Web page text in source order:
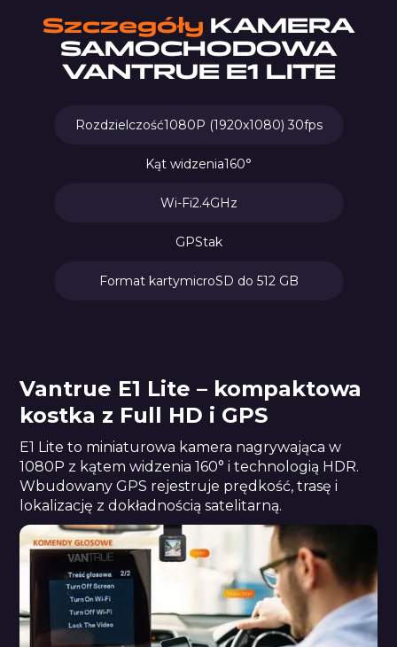
Szczegóły KAMERA
SAMOCHODOWA
VANTRUE E1 LITE
Rozdzielczość1080P (1920x1080) 30fps
Kąt widzenia160°
Wi-Fi2.4GHz
GPStak
Format kartymicroSD do 512 GB
Vantrue E1 Lite – kompaktowa
kostka z Full HD i GPS
E1 Lite to miniaturowa kamera nagrywająca w
1080P z kątem widzenia 160° i technologią HDR.
Wbudowany GPS rejestruje prędkość, trasę i
lokalizację z dokładnością satelitarną.